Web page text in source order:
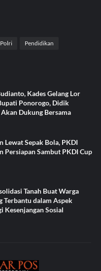
Polri Pendidikan
Kades Gelang Lor
Ponorogo, Didik
Dukung Bersama
Lewat Sepak Bola, PKDI
Persiapan Sambut PKDI Cup
Tanah Buat Warga
Terbantu dalam Aspek
Kesenjangan Sosial